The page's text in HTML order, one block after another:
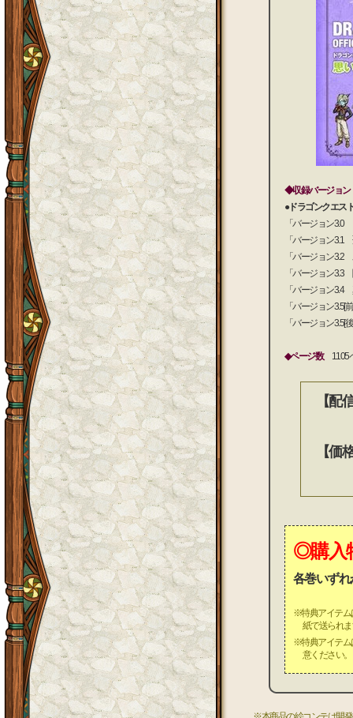
◆収録バージョン
●ドラゴンクエス
「バージョン
「バージョン
「バージョン
「バージョン
「バージョン
「バージョン
「バージョン
◆ページ数1105
【配
【価
◎購入
各巻いず
※特典アイテム
紙で送られ
※特典アイテム
意ください。